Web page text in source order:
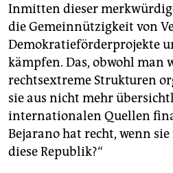
Inmitten dieser
die Gemeinnützigkeit von
Demokratieförderprojekte
kämpfen. Das, obwohl man
rechtsextreme Strukturen
sie aus nicht mehr
internationalen Quellen
Bejarano hat recht, wenn
diese Republik?“